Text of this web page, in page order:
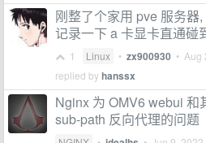
刚整了个家用 pve 服务器
记录一下 a 卡显卡直通碰
1 Linux • zx900930 • Aug
replied byhanssx
Nginx 为 OMV6 webui 和
sub-path 反向代理的问题